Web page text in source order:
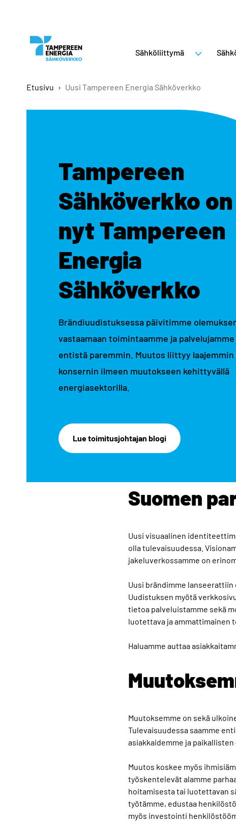
Sähköliittymä
Etusivu › Uusi Tampereen Energia Sähköverkko
Tampereen
Sähköverkko on
nyt Tampereen
Energia
Sähköverkko
Brändiuudistuksessa päivitimme
vastaamaan toimintaamme ja palvelujamme
entistä paremmin. Muutos liittyy laajemmin
konsernin ilmeen muutokseen kehittyvällä
energiasektorilla.
Lue toimitusjohtajan blogi
Suomen
Uusi visuaalinen
olla tulevaisuudessa.
jakeluverkossamme on
Uusi brändimme lanseerattiin
Uudistuksen myötä
tietoa palveluistamme sekä
luotettava ja ammattimainen
Haluamme auttaa
Muutoksemme on sekä
Tulevaisuudessa saamme
asiakkaidemme ja
Muutos koskee myös
työskentelevät alamme
hoitamisesta tai luotettavan
työtämme, edustaa
myös investointi